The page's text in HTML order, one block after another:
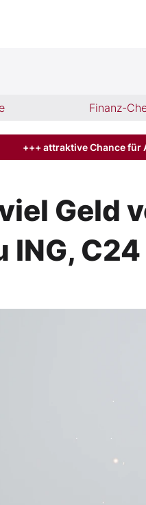
Finanz-
+++ attraktive Chance
Geld
ING,